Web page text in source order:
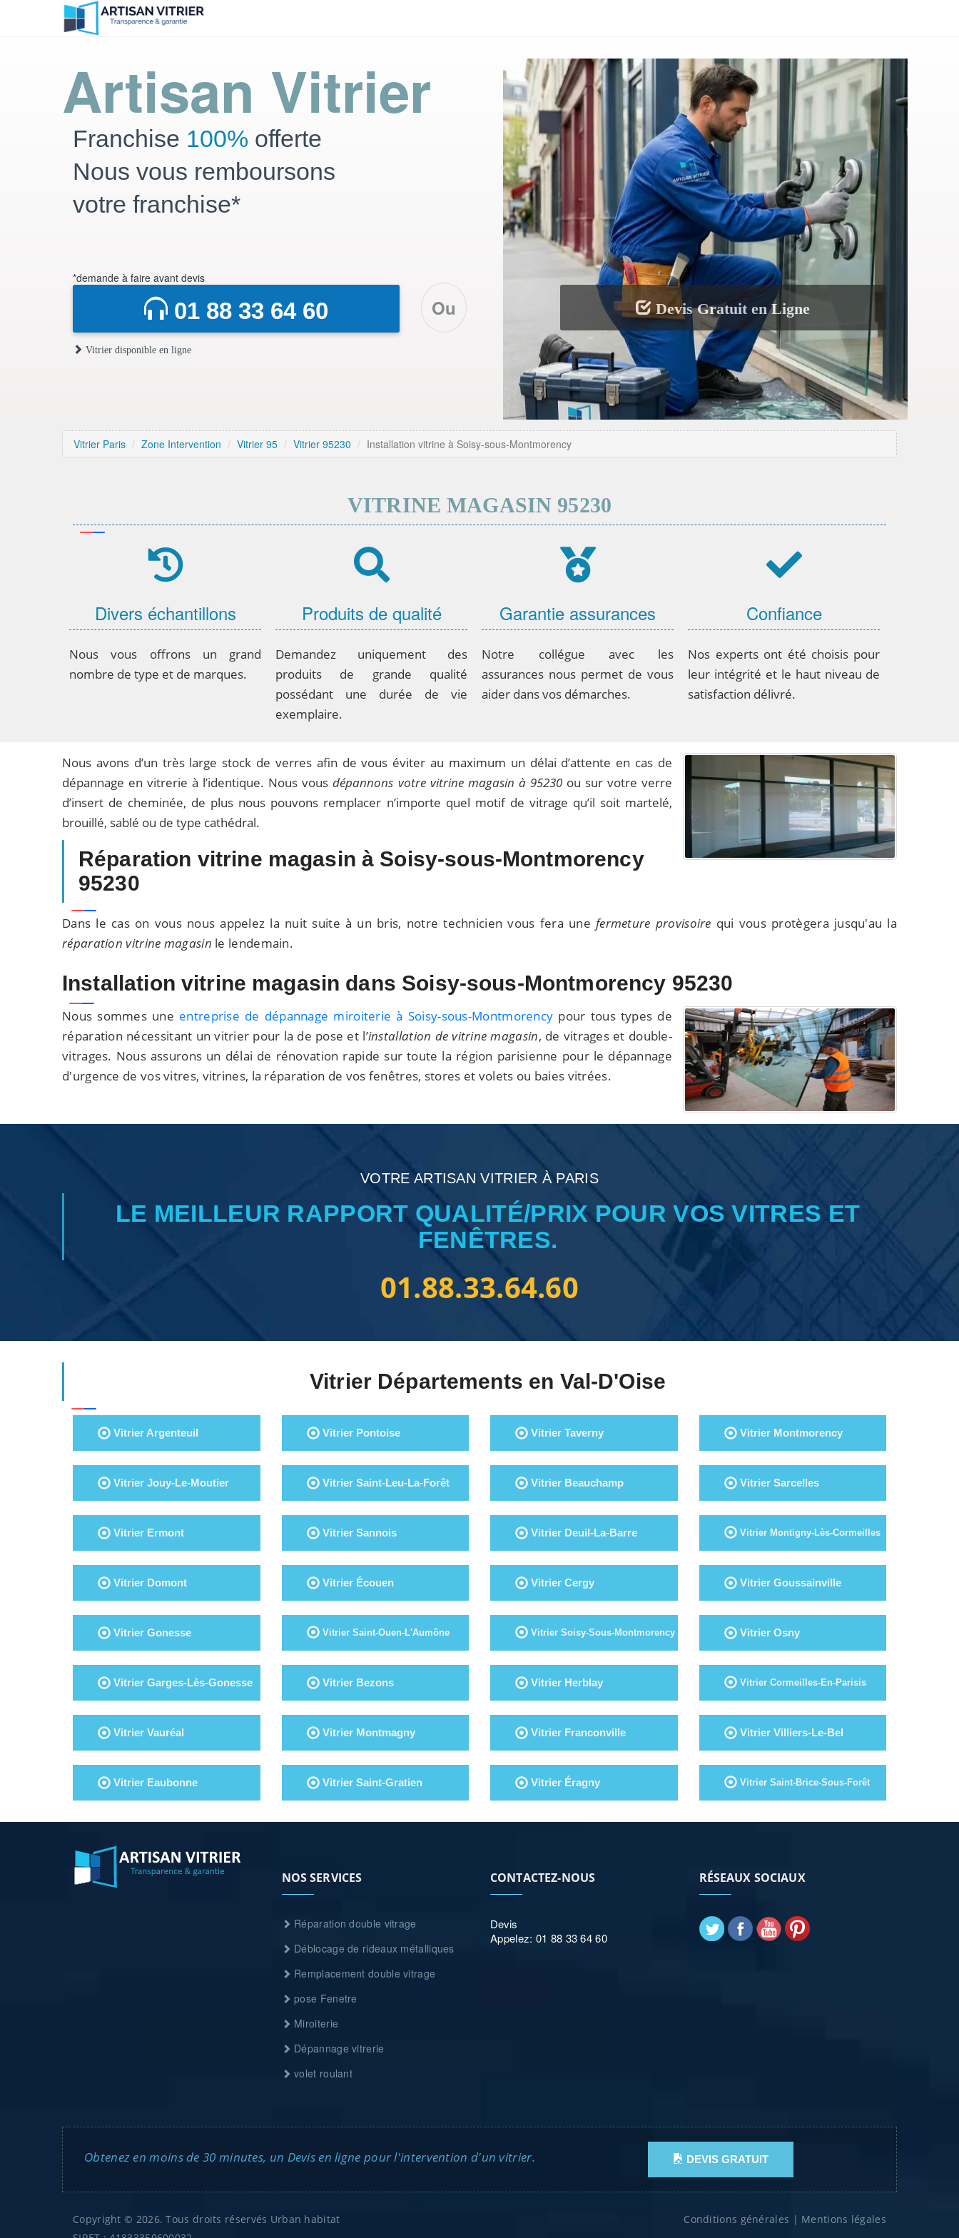
Artisan Vitrier
Franchise 100% offerte
Nous vous remboursons
votre franchise*
*demande à faire avant devis
01 88 33 64 60
Vitrier disponible en ligne
Ou Devis Gratuit en Ligne
Vitrier Paris Zone Intervention Vitrier 95 Vitrier 95230 Installation vitrine à Soisy-sous-Montmorency
VITRINE MAGASIN 95230
Divers échantillons
Nous vous offrons un grand
nombre de type et de marques.
Produits de qualité
Demandez uniquement des
produits de grande qualité
possédant une durée de vie
exemplaire.
Garantie assurances
Notre collégue avec les
assurances nous permet de vous
aider dans vos démarches.
Confiance
Nos experts ont été choisis pour
leur intégrité et le haut niveau de
satisfaction délivré.
Nous avons d’un très large stock de verres afin de vous éviter au maximum un délai d’attente en cas de
dépannage en vitrerie à l’identique. Nous vousdépannons votre vitrine magasin à 95230ou sur votre verre
d’insert de cheminée, de plus nous pouvons remplacer n’importe quel motif de vitrage qu’il soit martelé,
brouillé, sablé ou de type cathédral.
Réparation vitrine magasin à Soisy-sous-Montmorency
95230
Dans le cas on vous nous appelez la nuit suite à un bris, notre technicien vous fera une fermeture provisoire qui vous protègera jusqu'au la
réparation vitrine magasin le lendemain.
Installation vitrine magasin dans Soisy-sous-Montmorency 95230
Nous sommes une entreprise de dépannage miroiterie à Soisy-sous-Montmorency pour tous types de
réparation nécessitant un vitrier pour la de pose et l’installation de vitrine magasin, de vitrages et double-
vitrages. Nous assurons un délai de rénovation rapide sur toute la région parisienne pour le dépannage
d'urgence de vos vitres, vitrines, la réparation de vos fenêtres, stores et volets ou baies vitrées.
VOTRE ARTISAN VITRIER À PARIS
LE MEILLEUR RAPPORT QUALITÉ/PRIX POUR VOS VITRES ET
FENÊTRES.
01.88.33.64.60
Vitrier Départements en Val-D'Oise
Vitrier Argenteuil Vitrier Pontoise Vitrier Taverny Vitrier Montmorency
Vitrier Jouy-Le-Moutier Vitrier Saint-Leu-La-Forêt Vitrier Beauchamp Vitrier Sarcelles
Vitrier Ermont Vitrier Sannois Vitrier Deuil-La-Barre Vitrier Montigny-Lès-Cormeilles
Vitrier Domont Vitrier Écouen Vitrier Cergy Vitrier Goussainville
Vitrier Gonesse Vitrier Saint-Ouen-L'Aumône Vitrier Soisy-Sous-Montmorency Vitrier Osny
Vitrier Garges-Lès-Gonesse Vitrier Bezons Vitrier Herblay Vitrier Cormeilles-En-Parisis
Vitrier Vauréal Vitrier Montmagny Vitrier Franconville Vitrier Villiers-Le-Bel
Vitrier Eaubonne Vitrier Saint-Gratien Vitrier Éragny Vitrier Saint-Brice-Sous-Forêt
NOS SERVICES
Réparation double vitrage
Déblocage de rideaux métalliques
Remplacement double vitrage
pose Fenetre
Miroiterie
Dépannage vitrerie
volet roulant
CONTACTEZ-NOUS
Devis
Appelez: 01 88 33 64 60
RÉSEAUX SOCIAUX
Obtenez en moins de 30 minutes, un Devis en ligne pour l'intervention d'un vitrier. DEVIS GRATUIT
Copyright © 2026. Tous droits réservés Urban habitat
Conditions générales | Mentions légales